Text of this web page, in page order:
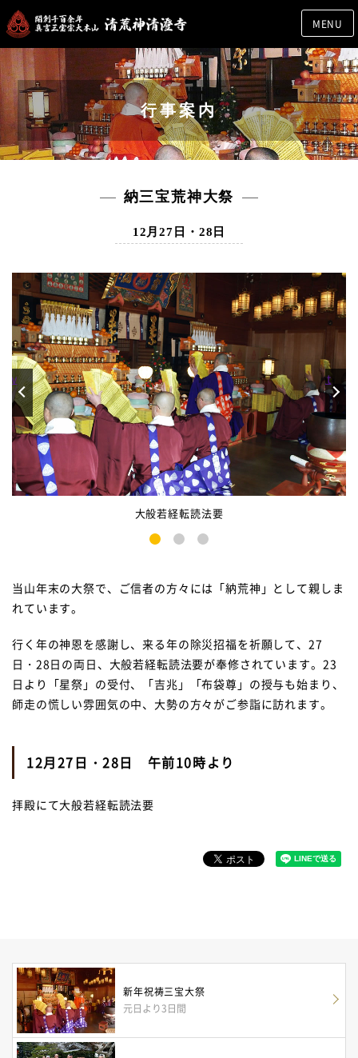
MENU
行事案内
納三宝荒神大祭
12月27日・28日
大般若経転読法要
3
Next
当山年末の大祭で、ご信者の方々には「納荒神」として親しま
れています。
行く年の神恩を感謝し、来る年の除災招福を祈願して、27
日・28日の両日、大般若経転読法要が奉修されています。23
日より「星祭」の受付、「吉兆」「布袋尊」の授与も始まり、
師走の慌しい雰囲気の中、大勢の方々がご参詣に訪れます。
12月27日・28日 午前10時より
拝殿にて大般若経転読法要
新年祝祷三宝大祭
元日より3日間